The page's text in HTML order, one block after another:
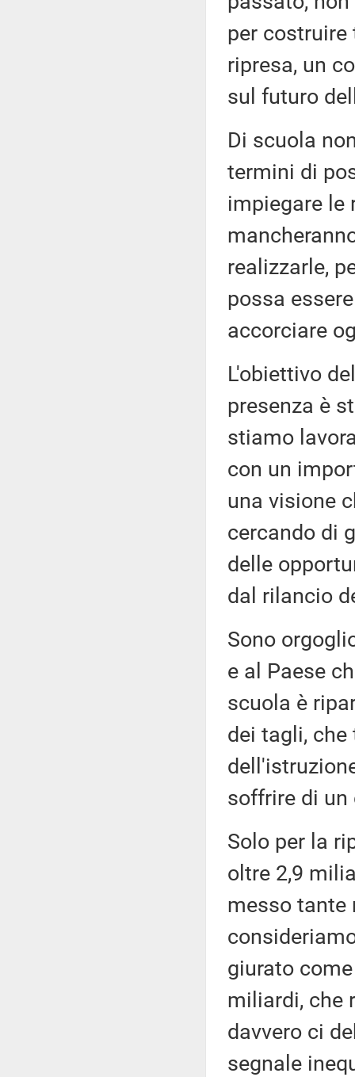
per
ripresa, un
sul futuro
Di scuola
termini di
impiegare le
realizzarle,
possa
accorciare
L'obiettivo
presenza è
stiamo
con un
una visione
cercando di
delle
dal rilancio
Sono
e al Paese
scuola è
dei tagli,
soffrire di
Solo per la
oltre 2,9
messo tante
giurato
miliardi, che
davvero ci
segnale